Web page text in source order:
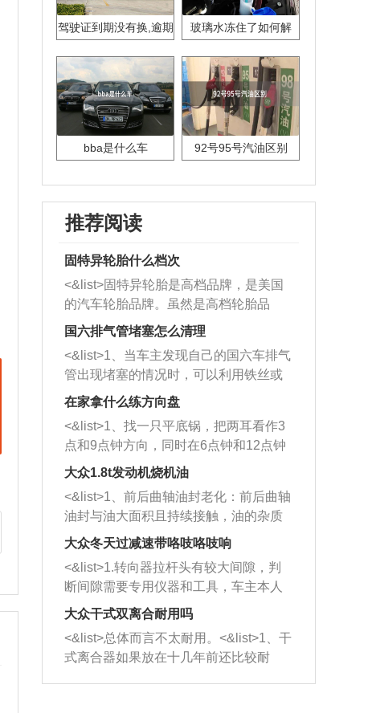
驾驶证到期没有换,逾期
玻璃水冻住了如何解
bba是什么车 92号95号汽油区别
推荐阅读
固特异轮胎什么档次
<&list>固特异轮胎是高档品牌，是美国
的汽车轮胎品牌。虽然是高档轮胎品
牌，但是中高低端的轮胎都有生产，这
也是为了更好的开拓市场。
国六排气管堵塞怎么清理
<&list>1、当车主发现自己的国六车排气
管出现堵塞的情况时，可以利用铁丝或
者是细棍，直接将杂物给取出来，如果
堵塞情况比较严重，也可以采取应急措
施。 <&list>2、直接利用木棍将所有的
杂物推到排气管里面的位置处，然后将
三元催化器拆解开，就可以将堵塞的东
西取出来。但如果是因为积碳过多引起
的堵塞，就需要将三元催化器泡在草酸
洗剂对堵塞的情况得到解决，将清洗剂
放在燃油箱中，与燃油混合后，车辆启
动时，就可以和汽油一起进入到燃烧
室，最后形成废气排出，就可以让三元
催化器得到清洗，排气管堵塞的情况就
能够得到解决。
在家拿什么练方向盘
<&list>1、找一只平底锅，把两耳看作3
点和9点钟方向，同时在6点钟和12点钟
方向做一个标记。 <&list>2、双手握住
一圈半的练习，往右同样也要打相同的
圈数。 <&list>3、最后强调要反复练
习，这样就可以形成肌肉记忆，在真实
驾驶车辆时，不需要记忆也能打好方
向。
大众1.8t发动机烧机油
<&list>1、前后曲轴油封老化：前后曲轴
油封与油大面积且持续接触，油的杂质
和发动机内持续温度变化使其密封效果
逐渐减弱，导致渗油或漏油。<&list>2、
活塞间隙过大：积碳会使活塞环与缸体
的间隙扩大，导致机油流入燃烧室中，
造成烧机油。<&list>3、机油粘度。使用
机油粘度过小的话，同样会有烧机油现
象，机油粘度过小具有很好的流动性，
大众冬天过减速带咯吱咯吱响
<&list>1.转向器拉杆头有较大间隙，判
断间隙需要专用仪器和工具，车主本人
无法制作，需要将车辆送到修理厂或4s
店；<&list>2.车辆半轴套管防尘罩破
裂，破裂后会出现漏油现象，使半轴磨
损严重，磨损的半轴容易损坏，产生异
响；<&list>3.稳定器的转向胶套和球头
大众干式双离合耐用吗
<&list>总体而言不太耐用。<&list>1、干
式离合器如果放在十几年前还比较耐